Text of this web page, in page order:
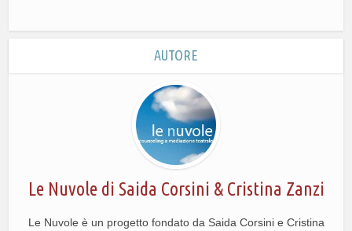
AUTORE
Le Nuvole di Saida Corsini & Cristina Zanzi
Le Nuvole è un progetto fondato da Saida Corsini e Cristina